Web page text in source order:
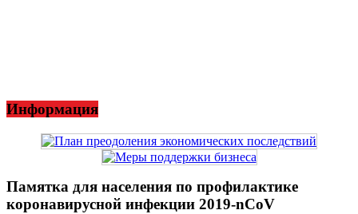
Информация
Памятка для населения по профилактике
коронавирусной инфекции 2019-nCoV